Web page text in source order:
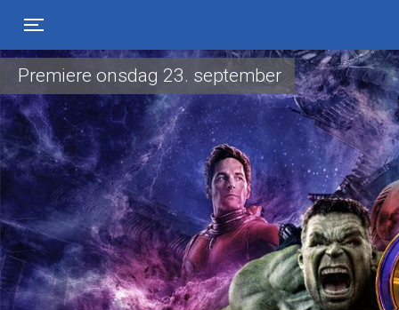
Premiere onsdag 23. september